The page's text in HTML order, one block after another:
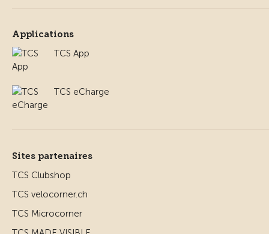
Applications
TCS App
TCS eCharge
Sites partenaires
TCS Clubshop
TCS velocorner.ch
TCS Microcorner